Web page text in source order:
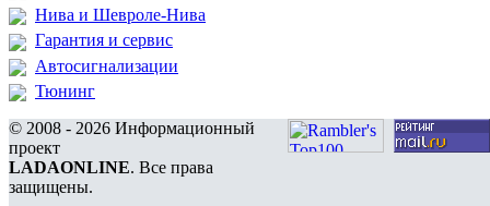
Нива и Шевроле-Нива
Гарантия и сервис
Автосигнализации
Тюнинг
© 2008 - 2026 Информационный
проект
LADAONLINE. Все права
защищены.